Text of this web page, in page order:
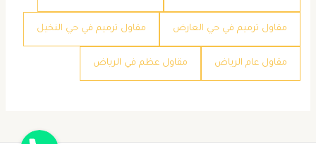
مقاول ترميم في حي العارض مقاول ترميم في حي النخيل
مقاول عام الرياض مقاول عظم في الرياض
جوال